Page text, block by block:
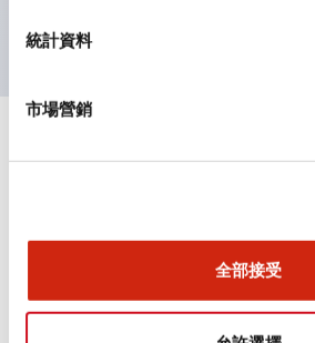
統計資料
市場營銷
全部接受